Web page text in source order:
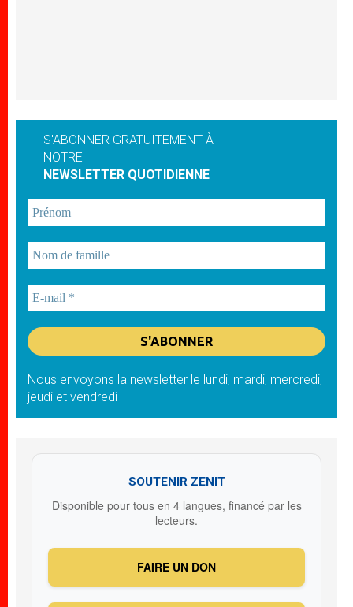
S'ABONNER GRATUITEMENT À
NOTRE
NEWSLETTER QUOTIDIENNE
Nous envoyons la newsletter le lundi, mardi, mercredi,
jeudi et vendredi
SOUTENIR ZENIT
Disponible pour tous en 4 langues, financé par les
lecteurs.
FAIRE UN DON